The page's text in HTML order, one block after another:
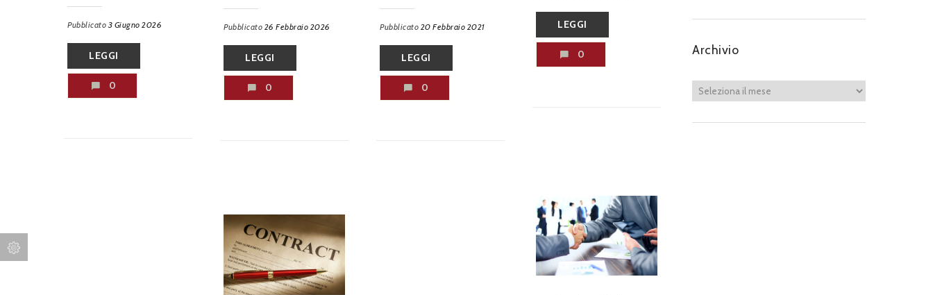
Pubblicato 3 Giugno 2026
LEGGI
0
Pubblicato 26 Febbraio 2026
LEGGI
0
Pubblicato 20 Febbraio 2021
LEGGI
0
LEGGI
0 Archivio